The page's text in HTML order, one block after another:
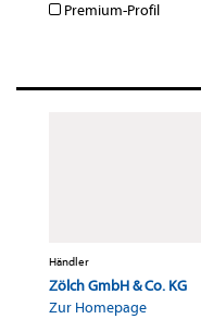
Premium-Profil
Händler
Zölch GmbH & Co. KG
Zur Homepage